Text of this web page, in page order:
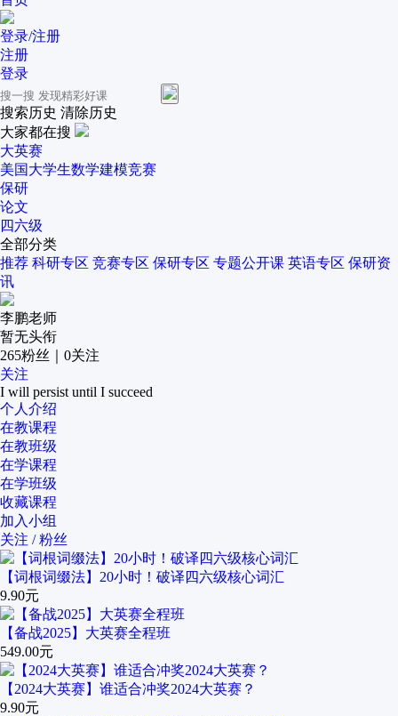
登录/注册
注册
登录
搜索历史 清除历史
大家都在搜
大英赛
美国大学生数学建模竞赛
保研
论文
四六级
全部分类
推荐 科研专区 竞赛专区 保研专区 专题公开课 英语专区 保研资
讯
李鹏老师
暂无头衔
265粉丝 0关注
关注
I will persist until I succeed
个人介绍
在教课程
在教班级
在学课程
在学班级
收藏课程
加入小组
关注 / 粉丝
【词根词缀法】20小时！破译四六级核心词汇
9.90元
【备战2025】大英赛全程班
549.00元
【2024大英赛】谁适合冲奖2024大英赛？
9.90元